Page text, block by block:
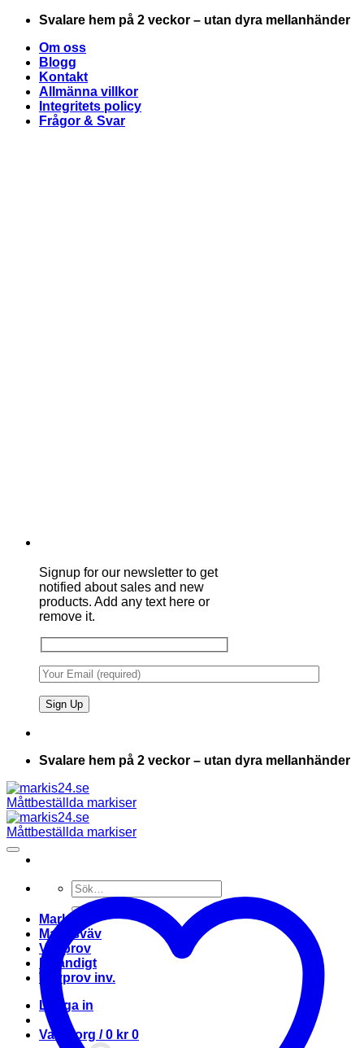
Skip
content
Svalare hem på 2 veckor – utan dyra mellanhänder
Om oss
Blogg
Kontakt
Allmänna villkor
Integritets policy
Frågor & Svar
Signup for our newsletter to get
notified about sales and new
products. Add any text here or
remove it.
Svalare hem på 2 veckor – utan dyra mellanhänder
Sök
efter:
Markis
Markisväv
Vävprov
Invändigt
Vävprov inv.
Logga in
Varukorg /0 kr 0